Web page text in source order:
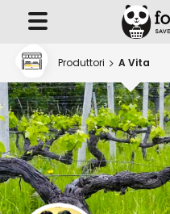
Produttori A Vita